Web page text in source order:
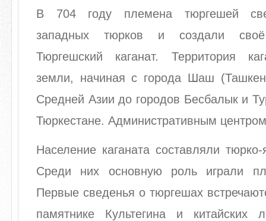
В 704 году племена тюргешей
западных тюрков и создали
Тюргешский каганат. Территория
земли, начиная с города Шаш
Средней Азии до городов Бесбалык и
Тюркестане. Административным
Население каганата составляли
Среди них основную роль играли
Первые сведенья о тюргешах
памятнике Культегина и китайских